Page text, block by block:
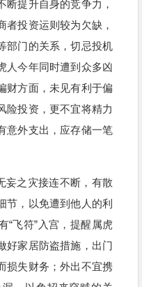
断提升自身的竞争力，
者投资运则较为欠缺，
部门的关系，切忌投机
人今年同时遭到众多凶
财方面，未见有利于偏
险投资，更不宜将精力
意外支出，应存储一笔
妄之灾接连不断，有散
节，以免遭到他人的利
“飞符”入宫，提醒属虎
好家居防盗措施，出门
损失财务；外出不宜携